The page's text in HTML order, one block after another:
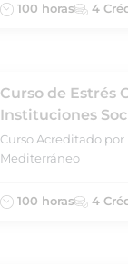
100 horas 4
Curso de Estrés
Instituciones
Curso Acreditado
Mediterráneo
100 horas 4